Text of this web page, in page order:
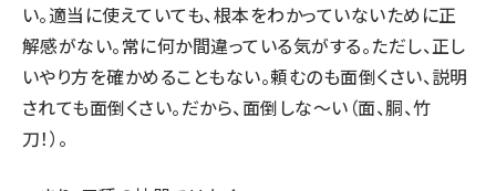
い。適当に使えていても、根本をわかっていないために正
解感がない。常に何か間違っている気がする。ただし、正し
いやり方を確かめることもない。頼むのも面倒くさい、説明
されても面倒くさい。だから、面倒しな～い（面、胴、竹
刀！） 。